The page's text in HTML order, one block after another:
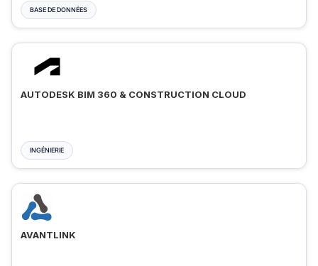
BASE DE DONNÉES
AUTODESK BIM 360 & CONSTRUCTION CLOUD
INGÉNIERIE
AVANTLINK